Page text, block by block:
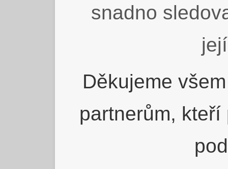
snadno
Děkujeme
partnerům,